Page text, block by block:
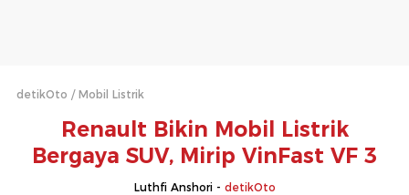
detikOto Mobil Listrik
Renault Bikin Mobil Listrik
Bergaya SUV, Mirip VinFast VF 3
Luthfi Anshori - detikOto